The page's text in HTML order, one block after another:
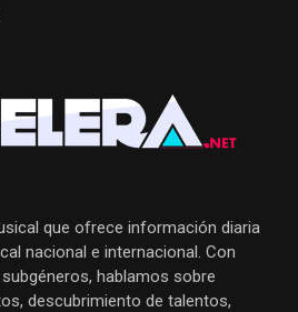
que ofrece información diaria
nacional e internacional. Con
hablamos sobre
descubrimiento de talentos,